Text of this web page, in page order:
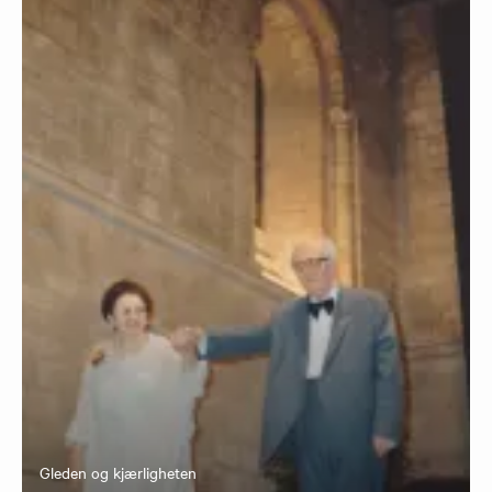
Gleden og kjærligheten